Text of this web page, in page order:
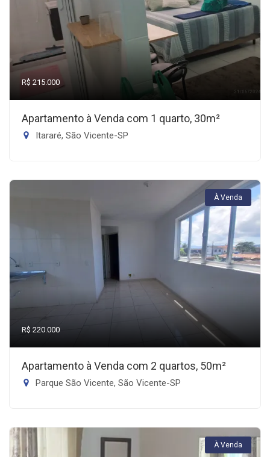
R$ 215.000
Apartamento à Venda com 1 quarto, 30m²
Itararé, São Vicente-SP
À Venda
R$ 220.000
Apartamento à Venda com 2 quartos, 50m²
Parque São Vicente, São Vicente-SP
À Venda